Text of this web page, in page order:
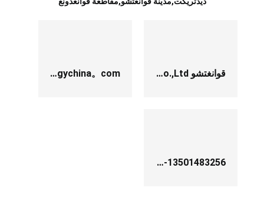
قوانغتشو Guanyu Machinery Co.,Ltd salesd@gzgychina 。com
0086-13501483256